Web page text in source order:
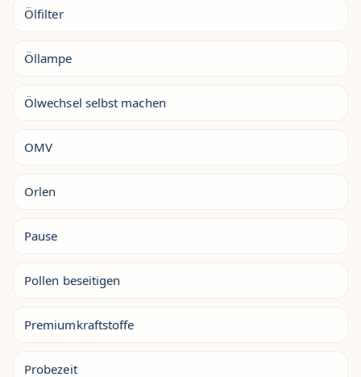
Ölfilter
Öllampe
Ölwechsel selbst machen
OMV
Orlen
Pause
Pollen beseitigen
Premiumkraftstoffe
Probezeit